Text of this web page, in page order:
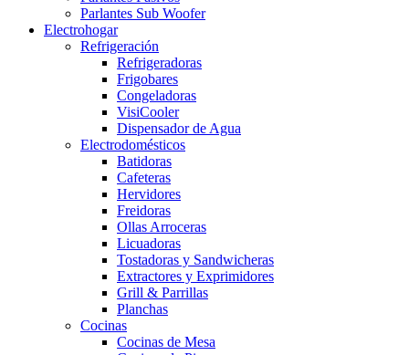
Parlantes Sub Woofer
Electrohogar
Refrigeración
Refrigeradoras
Frigobares
Congeladoras
VisiCooler
Dispensador de Agua
Electrodomésticos
Batidoras
Cafeteras
Hervidores
Freidoras
Ollas Arroceras
Licuadoras
Tostadoras y Sandwicheras
Extractores y Exprimidores
Grill & Parrillas
Planchas
Cocinas
Cocinas de Mesa